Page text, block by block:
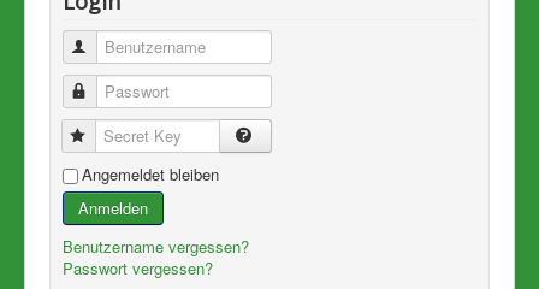
Benutzername
Passwort
Secret Key
Angemeldet bleiben
Anmelden
Benutzername vergessen?
Passwort vergessen?